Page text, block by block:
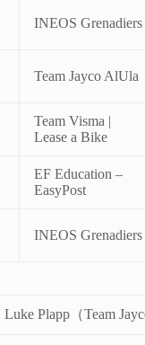
INEOS Grenadiers
Team Jayco AlUla
Team Visma |
Lease a Bike
EF Education –
EasyPost
INEOS Grenadiers
Luke Plapp（Team